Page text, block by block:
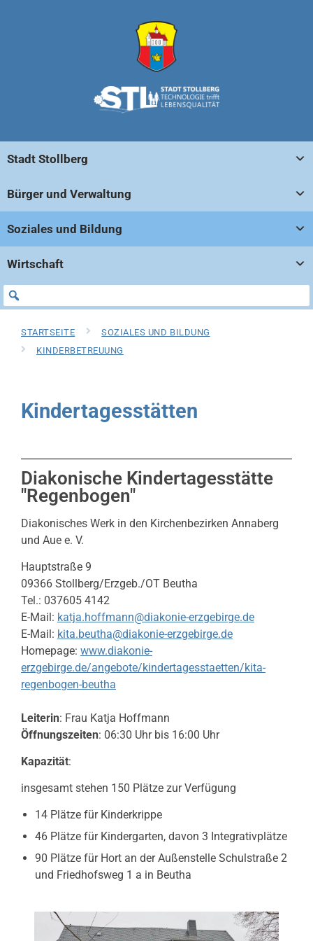
Stadt Stollberg
Bürger und Verwaltung
Soziales und Bildung
Wirtschaft
STARTSEITE
SOZIALES UND BILDUNG
KINDERBETREUUNG
Kindertagesstätten
Diakonische Kindertagesstätte
"Regenbogen"
Diakonisches Werk in den Kirchenbezirken Annaberg
und Aue e. V.
Hauptstraße 9
09366 Stollberg/Erzgeb./OT Beutha
Tel.: 037605 4142
E-Mail: katja.hoffmann@diakonie-erzgebirge.de
E-Mail: kita.beutha@diakonie-erzgebirge.de
Homepage: www.diakonie-
erzgebirge.de/angebote/kindertagesstaetten/kita-
regenbogen-beutha
Leiterin: Frau Katja Hoffmann
Öffnungszeiten: 06:30 Uhr bis 16:00 Uhr
Kapazität:
insgesamt stehen 150 Plätze zur Verfügung
14 Plätze für Kinderkrippe
46 Plätze für Kindergarten, davon 3 Integrativplätze
90 Plätze für Hort an der Außenstelle Schulstraße 2
und Friedhofsweg 1 a in Beutha